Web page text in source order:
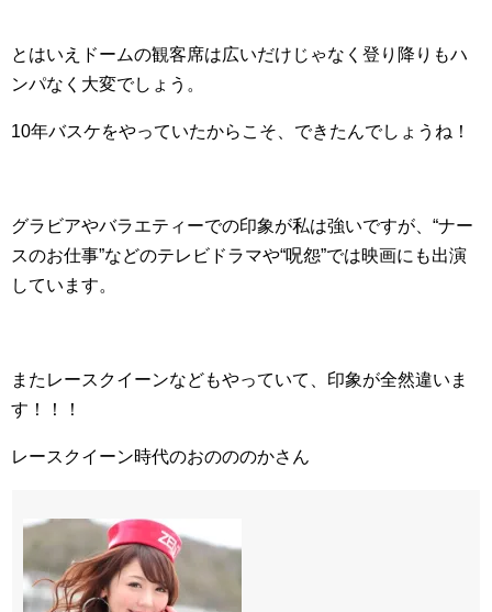
とはいえドームの観客席は広いだけじゃなく登り降りもハ
ンパなく大変でしょう。
10年バスケをやっていたからこそ、できたんでしょうね！
グラビアやバラエティーでの印象が私は強いですが、“ナー
スのお仕事”などのテレビドラマや“呪怨”では映画にも出演
しています。
またレースクイーンなどもやっていて、印象が全然違いま
す！！！
レースクイーン時代のおのののかさん